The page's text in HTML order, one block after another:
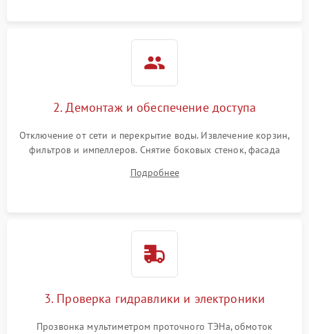
2. Демонтаж и обеспечение доступа
Отключение от сети и перекрытие воды. Извлечение корзин,
фильтров и импеллеров. Снятие боковых стенок, фасада
циркуляционному насосу, ТЭНу и сливной помпе.
Подробнее
3. Проверка гидравлики и электроники
Прозвонка мультиметром проточного ТЭНа, обмоток